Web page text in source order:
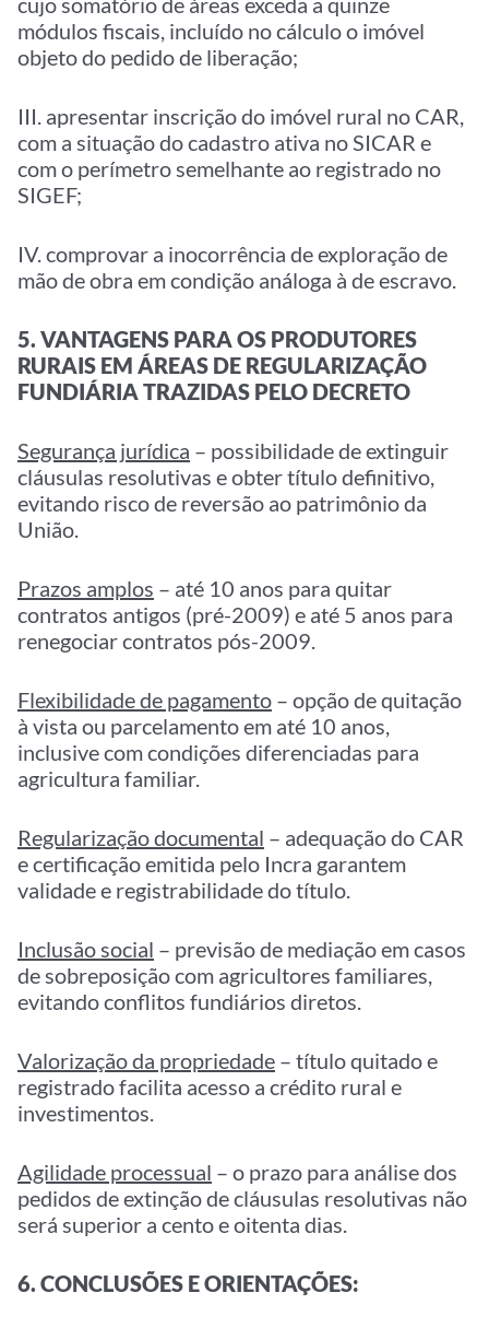
módulos fiscais, incluído no cálculo o imóvel
objeto do pedido de liberação;
III. apresentar inscrição do imóvel rural no CAR,
com a situação do cadastro ativa no SICAR e
com o perímetro semelhante ao registrado no
SIGEF;
IV. comprovar a inocorrência de exploração de
mão de obra em condição análoga à de escravo.
5. VANTAGENS PARA OS PRODUTORES
RURAIS EM ÁREAS DE REGULARIZAÇÃO
FUNDIÁRIA TRAZIDAS PELO DECRETO
Segurança jurídica – possibilidade de extinguir
cláusulas resolutivas e obter título definitivo,
evitando risco de reversão ao patrimônio da
União.
Prazos amplos – até 10 anos para quitar
contratos antigos (pré-2009) e até 5 anos para
renegociar contratos pós-2009.
Flexibilidade de pagamento – opção de quitação
à vista ou parcelamento em até 10 anos,
inclusive com condições diferenciadas para
agricultura familiar.
Regularização documental – adequação do CAR
e certificação emitida pelo Incra garantem
validade e registrabilidade do título.
Inclusão social – previsão de mediação em casos
de sobreposição com agricultores familiares,
evitando conflitos fundiários diretos.
Valorização da propriedade – título quitado e
registrado facilita acesso a crédito rural e
investimentos.
Agilidade processual – o prazo para análise dos
pedidos de extinção de cláusulas resolutivas não
será superior a cento e oitenta dias.
6. CONCLUSÕES E ORIENTAÇÕES: